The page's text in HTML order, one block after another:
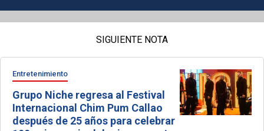
SIGUIENTE NOTA
Entretenimiento
Grupo Niche regresa al Festival
Internacional Chim Pum Callao
después de 25 años para celebrar